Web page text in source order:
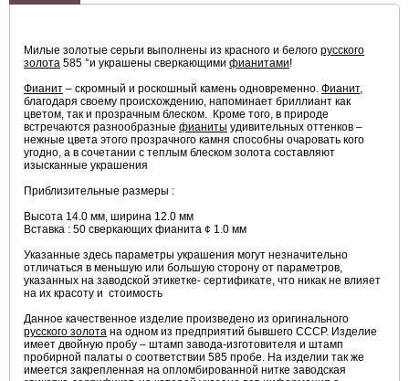
Милые золотые серьги выполнены из красного и белого русского
золота 585 °и украшены сверкающими фианитами!
Фианит – скромный и роскошный камень одновременно. Фианит,
благодаря своему происхождению, напоминает бриллиант как
цветом, так и прозрачным блеском. Кроме того, в природе
встречаются разнообразные фианиты удивительных оттенков –
нежные цвета этого прозрачного камня способны очаровать кого
угодно, а в сочетании с теплым блеском золота составляют
изысканные украшения
Приблизительные размеры :
Высота 14.0 мм, ширина 12.0 мм
Вставка : 50 сверкающих фианита ¢ 1.0 мм
Указанные здесь параметры украшения могут незначительно
отличаться в меньшую или большую сторону от параметров,
указанных на заводской этикетке- сертификате, что никак не влияет
на их красоту и стоимость
Данное качественное изделие произведено из оригинального
русского золота на одном из предприятий бывшего СССР. Изделие
имеет двойную пробу – штамп завода-изготовителя и штамп
пробирной палаты о соответствии 585 пробе. На изделии так же
имеется закрепленная на опломбированной нитке заводская